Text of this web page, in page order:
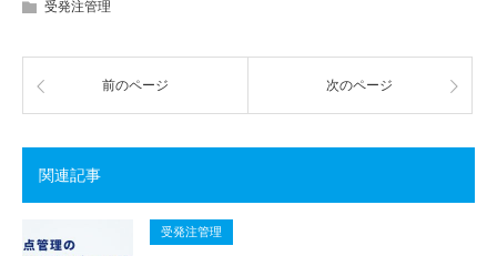
受発注管理
前のページ 次のページ
関連記事
受発注管理